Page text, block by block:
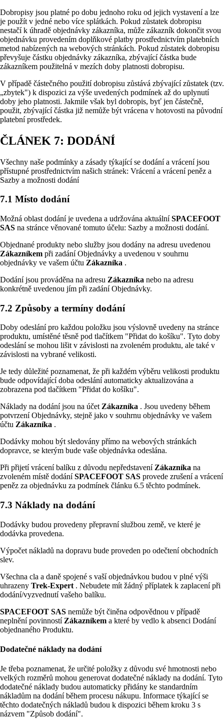
Dobropisy jsou platné po dobu jednoho roku od jejich vystavení a lze
je použít v jedné nebo více splátkách. Pokud zůstatek dobropisu
nestačí k úhradě objednávky zákazníka, může zákazník dokončit svou
objednávku provedením doplňkové platby prostřednictvím platebních
metod nabízených na webových stránkách. Pokud zůstatek dobropisu
převyšuje částku objednávky zákazníka, zbývající částka bude
zákazníkem použitelná v mezích doby platnosti dobropisu.
V případě částečného použití dobropisu zůstává zbývající zůstatek (tzv.
„zbytek") k dispozici za výše uvedených podmínek až do uplynutí
doby jeho platnosti. Jakmile však byl dobropis, byť jen částečně,
použit, zbývající částka již nemůže být vrácena v hotovosti na původní
platební prostředek.
ČLÁNEK 7: DODÁNÍ
Všechny naše podmínky a zásady týkající se dodání a vrácení jsou
přístupné prostřednictvím našich stránek: Vrácení a vrácení peněz a
Sazby a možnosti dodání
7.1 Místo dodání
Možná oblast dodání je uvedena a udržována aktuálníSPACEFOOT
SAS na stránce věnované tomuto účelu: Sazby a možnosti dodání.
Objednané produkty nebo služby jsou dodány na adresu uvedenou
Zákazníkem při zadání Objednávky a uvedenou v souhrnu
objednávky ve vašem účtu Zákazníka .
Dodání jsou prováděna na adresu Zákazníka nebo na adresu
konkrétně uvedenou jím při zadání Objednávky.
7.2 Způsoby a termíny dodání
Doby odeslání pro každou položku jsou výslovně uvedeny na stránce
produktu, umístěné těsně pod tlačítkem "Přidat do košíku". Tyto doby
odeslání se mohou lišit v závislosti na zvoleném produktu, ale také v
závislosti na vybrané velikosti.
Je tedy důležité poznamenat, že při každém výběru velikosti produktu
bude odpovídající doba odeslání automaticky aktualizována a
zobrazena pod tlačítkem "Přidat do košíku".
Náklady na dodání jsou na účetZákazníka . Jsou uvedeny během
potvrzení Objednávky, stejně jako v souhrnu objednávky ve vašem
účtu Zákazníka .
Dodávky mohou být sledovány přímo na webových stránkách
dopravce, se kterým bude vaše objednávka odeslána.
Při přijetí vrácení balíku z důvodu nepředstavení Zákazníka na
zvoleném místě dodání SPACEFOOT SAS provede zrušení a vrácení
peněz za objednávku za podmínek článku 6.5 těchto podmínek.
7.3 Náklady na dodání
Dodávky budou provedeny přepravní službou země, ve které je
dodávka provedena.
Výpočet nákladů na dopravu bude proveden po odečtení obchodních
slev.
Všechna cla a daně spojené s vaší objednávkou budou v plné výši
uhrazeny Trek-Expert . Nebudete mít žádný příplatek k zaplacení při
dodání/vyzvednutí vašeho balíku.
SPACEFOOT SAS nemůže být činěna odpovědnou v případě
neplnění povinností Zákazníkem a které by vedlo k absenci Dodání
objednaného Produktu.
Dodatečné náklady na dodání
Je třeba poznamenat, že určité položky z důvodu své hmotnosti nebo
velkých rozměrů mohou generovat dodatečné náklady na dodání. Tyto
dodatečné náklady budou automaticky přidány ke standardním
nákladům na dodání během procesu nákupu. Informace týkající se
těchto dodatečných nákladů budou k dispozici během kroku 3 s
názvem "Způsob dodání".